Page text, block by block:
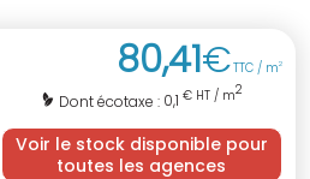
80,41€TTC / m2
Dont écotaxe : 0,1 € HT / m2
Voir le stock disponible pour
toutes les agences